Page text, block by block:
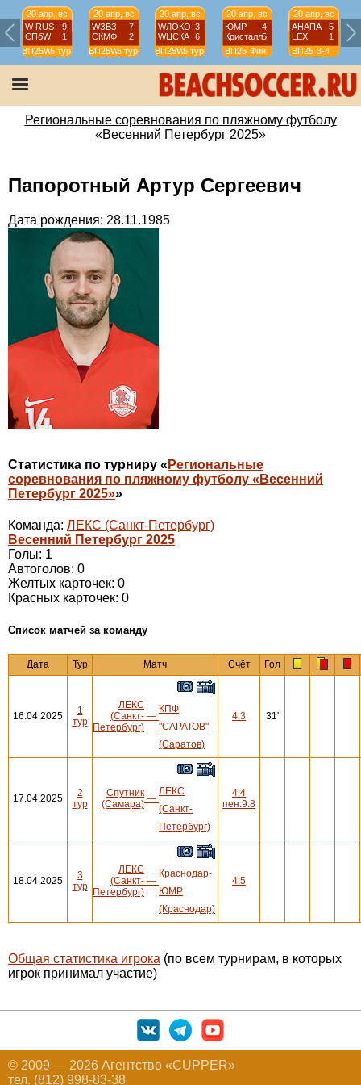
20 апр, вс
W RUS
9
СПбW
1
ВП25W5 тур
20 апр, вс
WЗВЗ
7
СКМФ
2
ВП25W5 тур
20 апр, вс
WЛОКО 3
WЦСКА
6
ВП25W5 тур
20 апр, вс
ЮМР
4
Кристалл5
ВП25 Фин
20 апр, вс
АНАПА
5
LEX
1
ВП25 3-4
Региональные соревнования по пляжному футболу
«Весенний Петербург 2025»
Папоротный Артур Сергеевич
Дата рождения: 28.11.1985
Статистика по турниру « Региональные
соревнования по пляжному футболу «Весенний
Петербург 2025»»
Команда: ЛЕКС (Санкт-Петербург)
Весенний Петербург 2025
Голы: 1
Автоголов: 0
Желтых карточек: 0
Красных карточек: 0
Cписок матчей за команду
Дата Тур Матч Счёт Гол
16.04.2025
1
тур
ЛЕКС
(Санкт-
Петербург)
—
КПФ
"САРАТОВ"
(Саратов)
4:3 31'
17.04.2025
2
тур
Спутник
(Самара) —
ЛЕКС
(Санкт-
Петербург)
4:4
пен.9:8
18.04.2025
3
тур
ЛЕКС
(Санкт-
Петербург)
—
Краснодар-
ЮМР
(Краснодар)
4:5
Общая статистика игрока (по всем турнирам, в которых
игрок принимал участие)
© 2009 — 2026 Агентство «CUPPER»
тел. (812) 998-83-38